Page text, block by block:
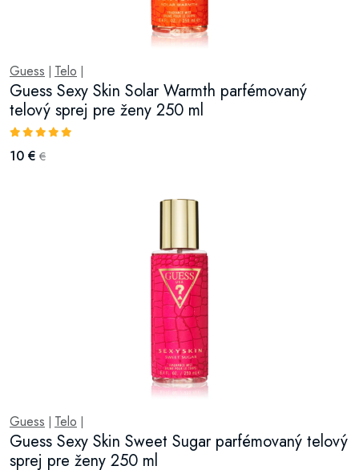
Guess Telo
Guess Sexy Skin Solar Warmth parfémovaný
telový sprej pre ženy 250 ml
10 € €
Guess Telo
Guess Sexy Skin Sweet Sugar parfémovaný telový
sprej pre ženy 250 ml